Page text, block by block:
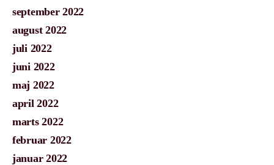
september 2022
august 2022
juli 2022
juni 2022
maj 2022
april 2022
marts 2022
februar 2022
januar 2022